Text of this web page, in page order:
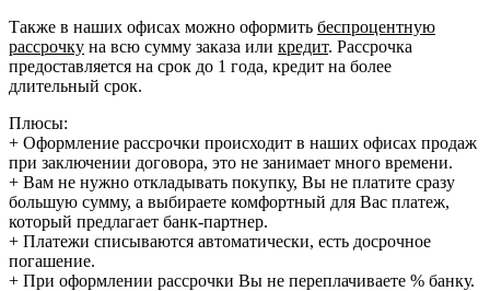
Также в наших офисах можно оформить беспроцентную
рассрочку на всю сумму заказа или кредит. Рассрочка
предоставляется на срок до 1 года, кредит на более
длительный срок.
Плюсы:
+ Оформление рассрочки происходит в наших офисах продаж
при заключении договора, это не занимает много времени.
+ Вам не нужно откладывать покупку, Вы не платите сразу
большую сумму, а выбираете комфортный для Вас платеж,
который предлагает банк-партнер.
+ Платежи списываются автоматически, есть досрочное
погашение.
+ При оформлении рассрочки Вы не переплачиваете % банку.